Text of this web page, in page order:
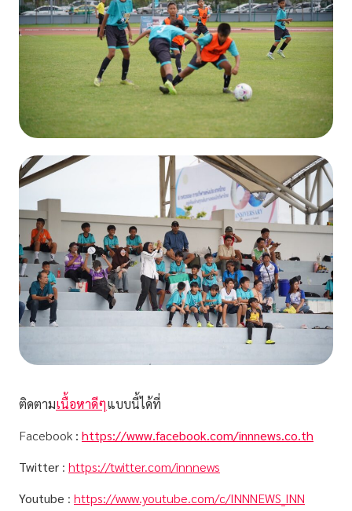
ติดตามเนื้อหาดีๆแบบนี้ได้ที่
Facebook : https://www.facebook.com/innnews.co.th
Twitter : https://twitter.com/innnews
Youtube : https://www.youtube.com/c/INNNEWS_INN